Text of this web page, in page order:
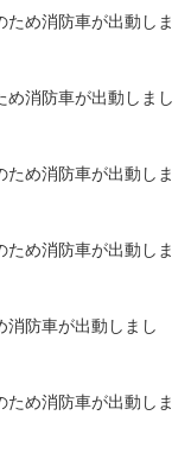
め消防車が出動しま
消防車が出動しまし
め消防車が出動しま
め消防車が出動しま
防車が出動しまし
め消防車が出動しま